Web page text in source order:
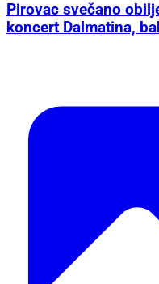
Pirovac svečano
koncert Dalmatina,